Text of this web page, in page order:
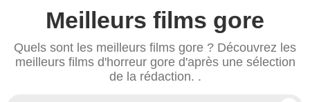
Meilleurs films gore
Quels sont les meilleurs films gore ? Découvrez les
meilleurs films d'horreur gore d'après une sélection
de la rédaction. .